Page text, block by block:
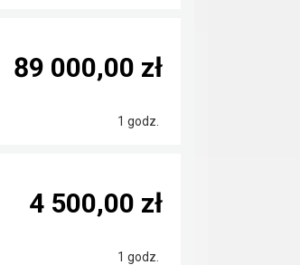
1 godz.
89 000,00 zł
1 godz.
4 500,00 zł